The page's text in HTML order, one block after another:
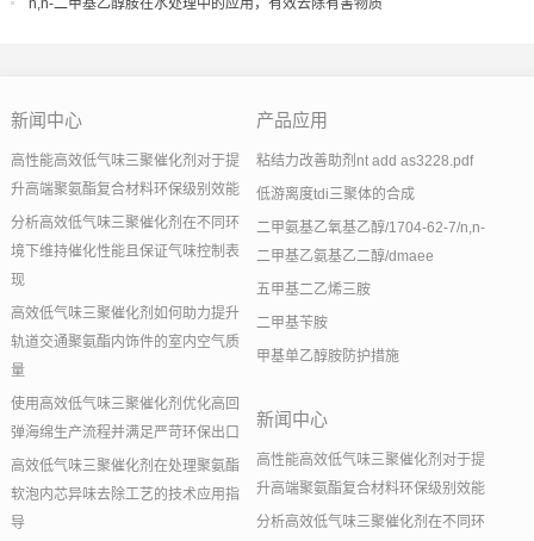
n,n-二甲基乙醇胺在水处理中的应用，有效去除有害物质
新闻中心
高性能高效低气味三聚催化剂对于提
升高端聚氨酯复合材料环保级别效能
分析高效低气味三聚催化剂在不同环
境下维持催化性能且保证气味控制表
现
高效低气味三聚催化剂如何助力提升
轨道交通聚氨酯内饰件的室内空气质
量
使用高效低气味三聚催化剂优化高回
弹海绵生产流程并满足严苛环保出口
高效低气味三聚催化剂在处理聚氨酯
软泡内芯异味去除工艺的技术应用指
导
产品应用
粘结力改善助剂nt add as3228.pdf
低游离度tdi三聚体的合成
二甲氨基乙氧基乙醇/1704-62-7/n,n-
二甲基乙氨基乙二醇/dmaee
五甲基二乙烯三胺
二甲基苄胺
甲基单乙醇胺防护措施
新闻中心
高性能高效低气味三聚催化剂对于提
升高端聚氨酯复合材料环保级别效能
分析高效低气味三聚催化剂在不同环